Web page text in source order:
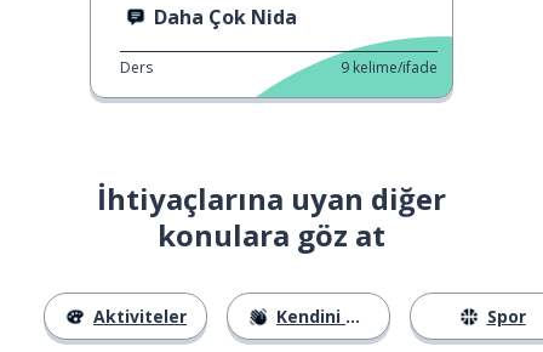
Daha Çok Nida
Ders 9 kelime/ifade
İhtiyaçlarına uyan diğer
konulara göz at
Aktiviteler Kendini Tanıtma Spor